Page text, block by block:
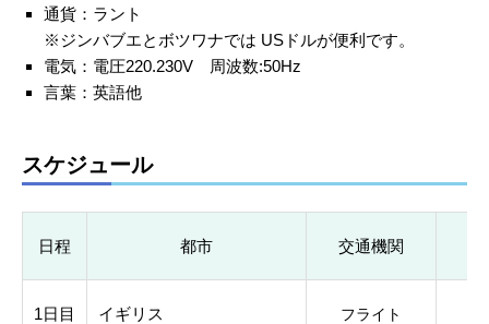
通貨：ラント
※ジンバブエとボツワナでは USドルが便利です。
電気：電圧220.230V 周波数:50Hz
言葉：英語他
スケジュール
日程 都市 交通機関
1日目
イギリス
フライト